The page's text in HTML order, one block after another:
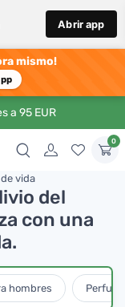
Abrir app
mismo!
a 95 EUR
0
vida
del
con una
hombres